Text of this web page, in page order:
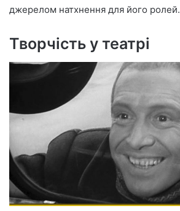
джерелом натхнення для його ролей.
Творчість у театрі